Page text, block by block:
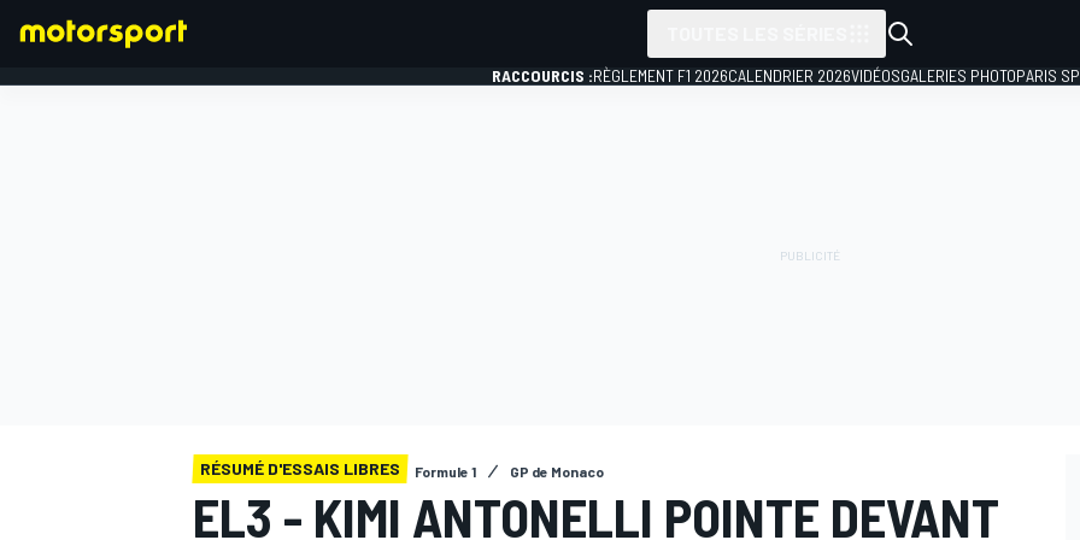
RACCOURCIS :RÈGLEMENT F1 2026CALENDRIER 2026VIDÉOSGALERIES PHOTOPARIS
RÉSUMÉ D'ESSAIS LIBRES Formule 1 GP de Monaco
EL3 - KIMI ANTONELLI POINTE DEVANT